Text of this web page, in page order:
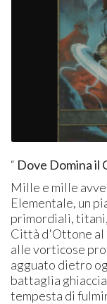
“ Dove Domina il
Mille e mille
Elementale, un
primordiali,
Città d'Ottone al
alle vorticose
agguato dietro
battaglia
tempesta di